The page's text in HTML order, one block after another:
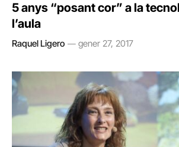
5 anys “posant cor” a la
l’aula
Raquel Ligero gener 27, 2017